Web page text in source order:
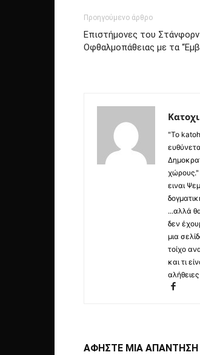
Προηγούμενο άρθρο
Επιστήμονες του
Οφθαλμοπάθειας με τα
"Το
χώρους."
ειναι
...αλλά
δεν
μια
τοίχο
και τι
ΑΦΗΣΤΕ ΜΙΑ ΑΠΑΝΤΗΣΗ